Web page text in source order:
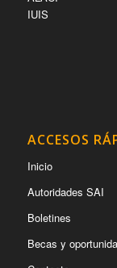
IUIS
ACCESOS
Inicio
Autoridades SAI
Boletines
Becas y